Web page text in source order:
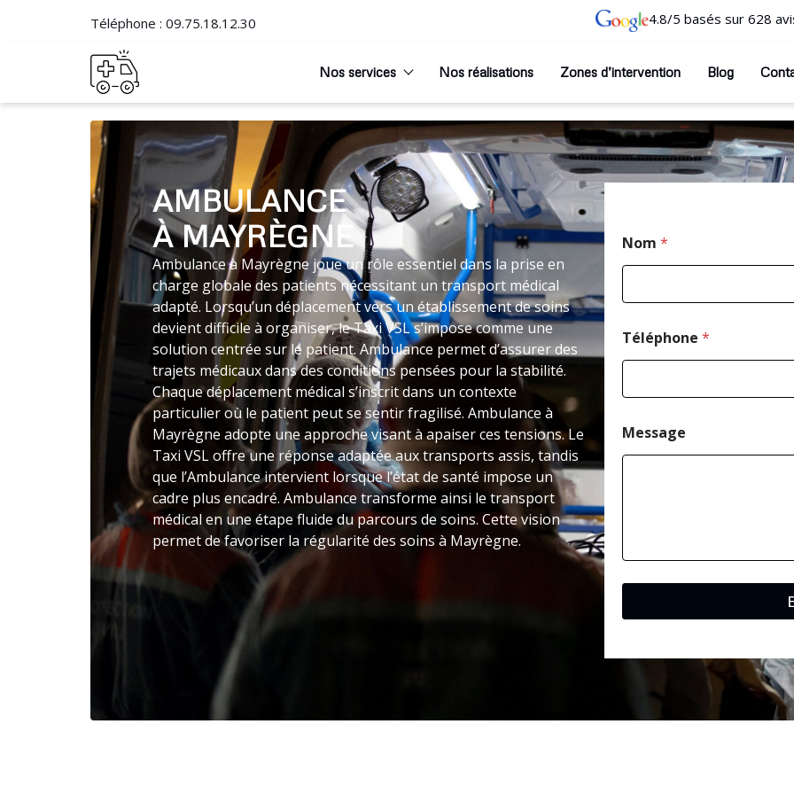
Téléphone : 09.75.18.12.30 4.8/5 basés sur 628
Nos services Nos réalisations Zones d’intervention Blog
AMBULANCE
À MAYRÈGNE
Ambulance à Mayrègne joue un rôle essentiel dans la prise en
charge globale des patients nécessitant un transport médical
adapté. Lorsqu’un déplacement vers un établissement de soins
devient difficile à organiser, le Taxi VSL s’impose comme une
solution centrée sur le patient. Ambulance permet d’assurer des
trajets médicaux dans des conditions pensées pour la stabilité.
Chaque déplacement médical s’inscrit dans un contexte
particulier où le patient peut se sentir fragilisé. Ambulance à
Mayrègne adopte une approche visant à apaiser ces tensions. Le
Taxi VSL offre une réponse adaptée aux transports assis, tandis
que l’Ambulance intervient lorsque l’état de santé impose un
cadre plus encadré. Ambulance transforme ainsi le transport
médical en une étape fluide du parcours de soins. Cette vision
permet de favoriser la régularité des soins à Mayrègne.
Nom *
Téléphone *
Message